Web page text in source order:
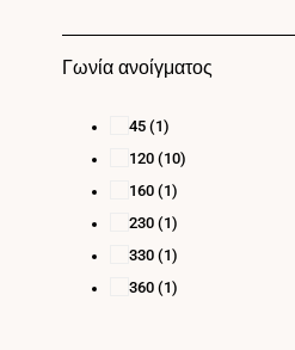
Γωνία ανοίγματος
45 (1)
120 (10)
160 (1)
230 (1)
330 (1)
360 (1)